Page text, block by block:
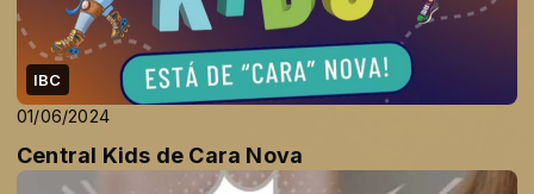
IBC
01/06/2024
Central Kids de Cara Nova